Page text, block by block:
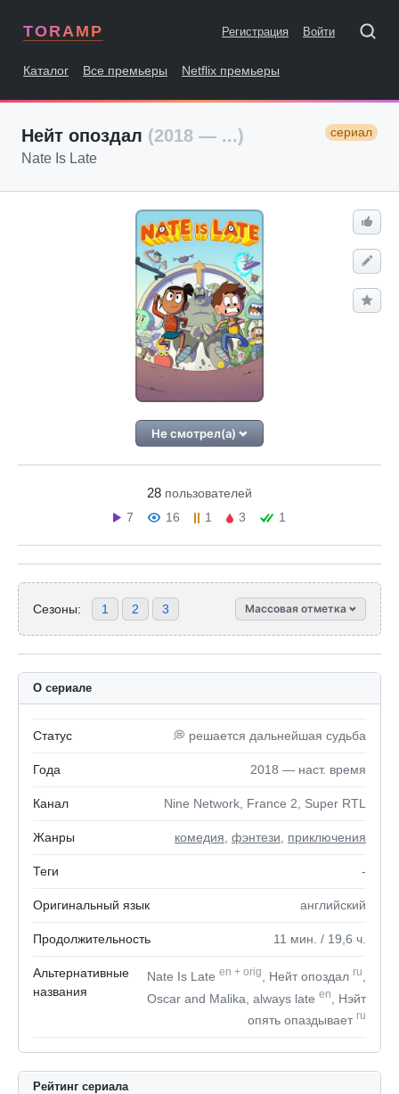
TORAMP Регистрация Войти
Каталог Все премьеры Netflix премьеры
Нейт опоздал (2018 — ...) сериал
Nate Is Late
Не смотрел(а)
28 пользователей
7
16 1 3 1
Сезоны: 1 2 3 Массовая отметка
О сериале
Статус 💭 решается дальнейшая судьба
Года 2018 — наст. время
Канал Nine Network, France 2, Super RTL
Жанры комедия фэнтези приключения
Теги -
Оригинальный язык английский
Продолжительность 11 мин. / 19,6 ч.
Альтернативные
названия
Nate Is Late en + orig , Нейт опоздал ru
Oscar and Malika, always late en
, Нэйт
опять опаздывает ru
Рейтинг сериала